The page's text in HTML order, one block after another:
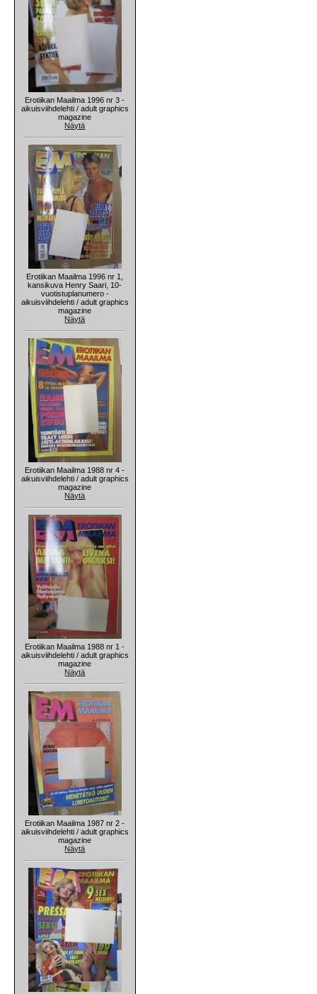
Erotiikan Maailma 1996 nr 3 -
aikuisviihdelehti / adult graphics
magazine
Näytä
Erotiikan Maailma 1996 nr 1,
kansikuva Henry Saari, 10-
vuotistuplanumero -
aikuisviihdelehti / adult graphics
magazine
Näytä
Erotiikan Maailma 1988 nr 4 -
aikuisviihdelehti / adult graphics
magazine
Näytä
Erotiikan Maailma 1988 nr 1 -
aikuisviihdelehti / adult graphics
magazine
Näytä
Erotiikan Maailma 1987 nr 2 -
aikuisviihdelehti / adult graphics
magazine
Näytä